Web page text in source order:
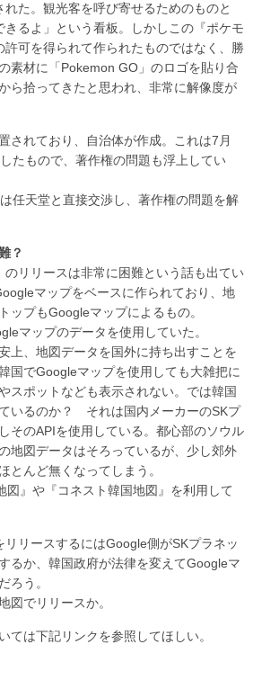
た。観光客を呼び寄せるためのものと
きるよ」という看板。しかしこの『ポケモ
許可を得られて作られたものではなく、勝
素材に「Pokemon GO」のロゴを貼り合
ら拾ってきたと思われ、非常に解像度が
されており、自治体が作成。これは7月
たもので、著作権の問題も浮上してい
任天堂と直接交渉し、著作権の問題を解
？
リリースは非常に困難という話も出てい
マップをベースに作られており、地
ップもGoogleマップによるもの。
マップのデータを使用していた。
上、地図データを国外に持ち出すことを
国でGoogleマップを使用しても大雑把に
スポットなども表示されない。では韓国
いるのか？ それは国内メーカーのSKプ
そのAPIを使用している。都心部のソウル
地図データはそろっているが、少し郊外
とんど無くなってしまう。
図』や『コネスト韓国地図』を利用して
リースするにはGoogle側がSKプラネッ
るか、韓国政府が法律を変えてGoogleマ
ろう。
図でリリースか。
ては下記リンクを参照してほしい。